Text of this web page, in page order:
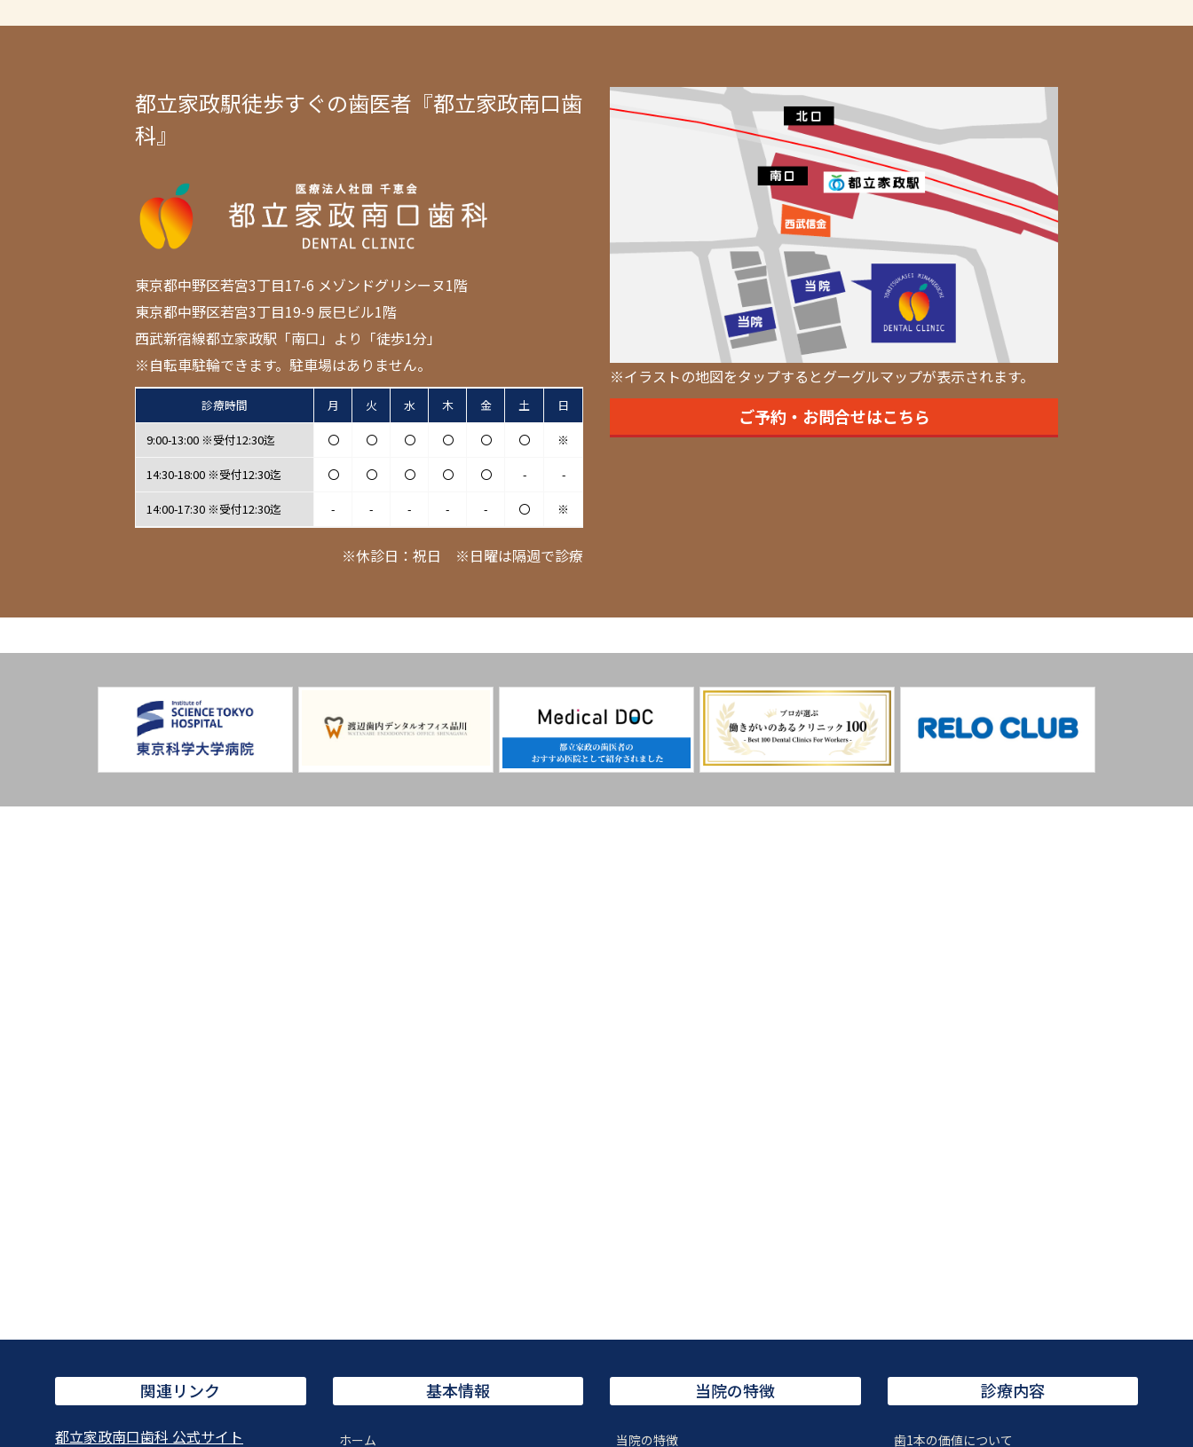
都立家政駅徒歩すぐの歯医者『都立家政南口歯
科』
東京都中野区若宮3丁目17-6 メゾンドグリシーヌ1階
東京都中野区若宮3丁目19-9 辰巳ビル1階
西武新宿線都立家政駅「南口」より「徒歩1分」
※自転車駐輪できます。駐車場はありません。
診療時間 月 火 水 木 金 土 日
9:00-13:00 ※受付12:30迄 〇 〇 〇 〇 〇 〇 ※
14:30-18:00 ※受付12:30迄 〇 〇 〇 〇 〇 - -
14:00-17:30 ※受付12:30迄 - - - - - 〇 ※
※休診日：祝日 ※日曜は隔週で診療
※イラストの地図をタップするとグーグルマップが表示されます。
ご予約・お問合せはこちら
関連リンク
都立家政南口歯科 公式サイト
基本情報
ホーム
当院の特徴
当院の特徴
診療内容
歯1本の価値について